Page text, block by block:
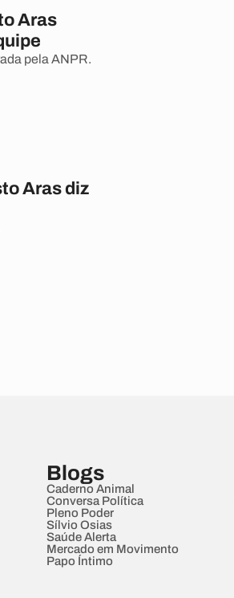
Aras
pela ANPR.
Aras diz
Blogs
Caderno Animal
Conversa Política
Pleno Poder
Sílvio Osias
Saúde Alerta
Mercado em Movimento
Papo Íntimo